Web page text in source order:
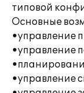
типовой
Основные
•управление
•управление
•управление